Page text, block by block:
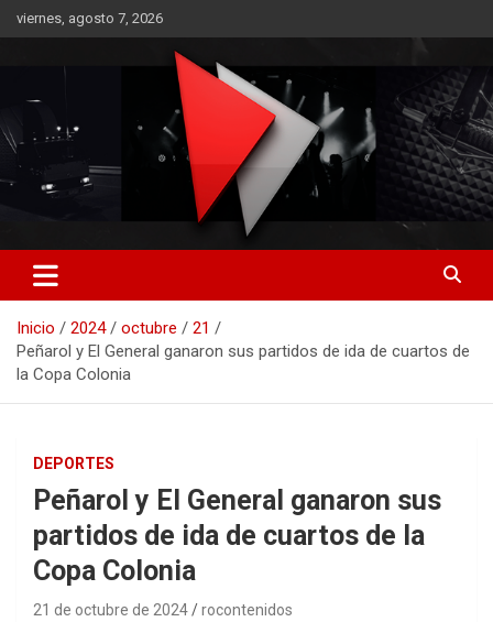
Saltar
al
viernes, agosto 7, 2026
RO CONTENIDOS
Inicio 2024 octubre
21
Peñarol y El General ganaron sus partidos de ida de cuartos de
la Copa Colonia
DEPORTES
Peñarol y El General ganaron sus
partidos de ida de cuartos de la
Copa Colonia
21 de octubre de 2024 rocontenidos